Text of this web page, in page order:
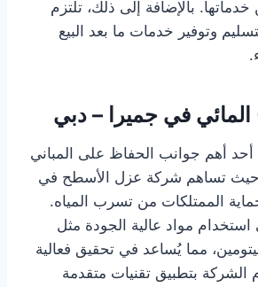
بالإضافة إلى ذلك، تلتزم
وتوفير خدمات ما بعد البيع
في جميرا – دبي
أحد أهم جوانب الحفاظ على المباني
حيث تساهم شركة عزل الأسطح في
الممتلكات من تسرب المياه.
مواد عالية الجودة مثل
مما يُساعد في تحقيق فعالية
الشركة بتطبيق تقنيات متقدمة